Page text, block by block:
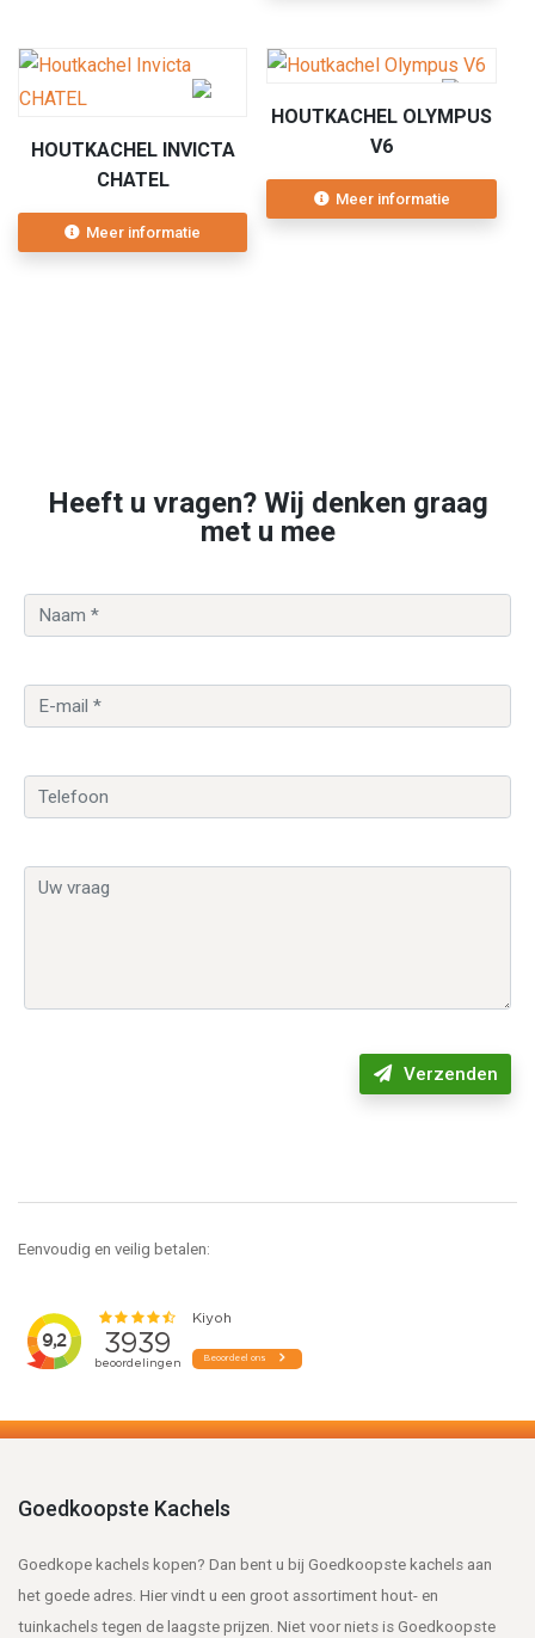
HOUTKACHEL INVICTA
CHATEL
Meer informatie
HOUTKACHEL OLYMPUS
V6
Meer informatie
Heeft u vragen? Wij denken graag
met u mee
Verzenden
Eenvoudig en veilig betalen:
Goedkoopste Kachels
Goedkope kachels kopen? Dan bent u bij Goedkoopste kachels aan
het goede adres. Hier vindt u een groot assortiment hout- en
tuinkachels tegen de laagste prijzen. Niet voor niets is Goedkoopste